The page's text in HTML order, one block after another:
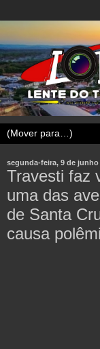
segunda-feira, 9 de junho
Travesti faz
uma das
de Santa
causa